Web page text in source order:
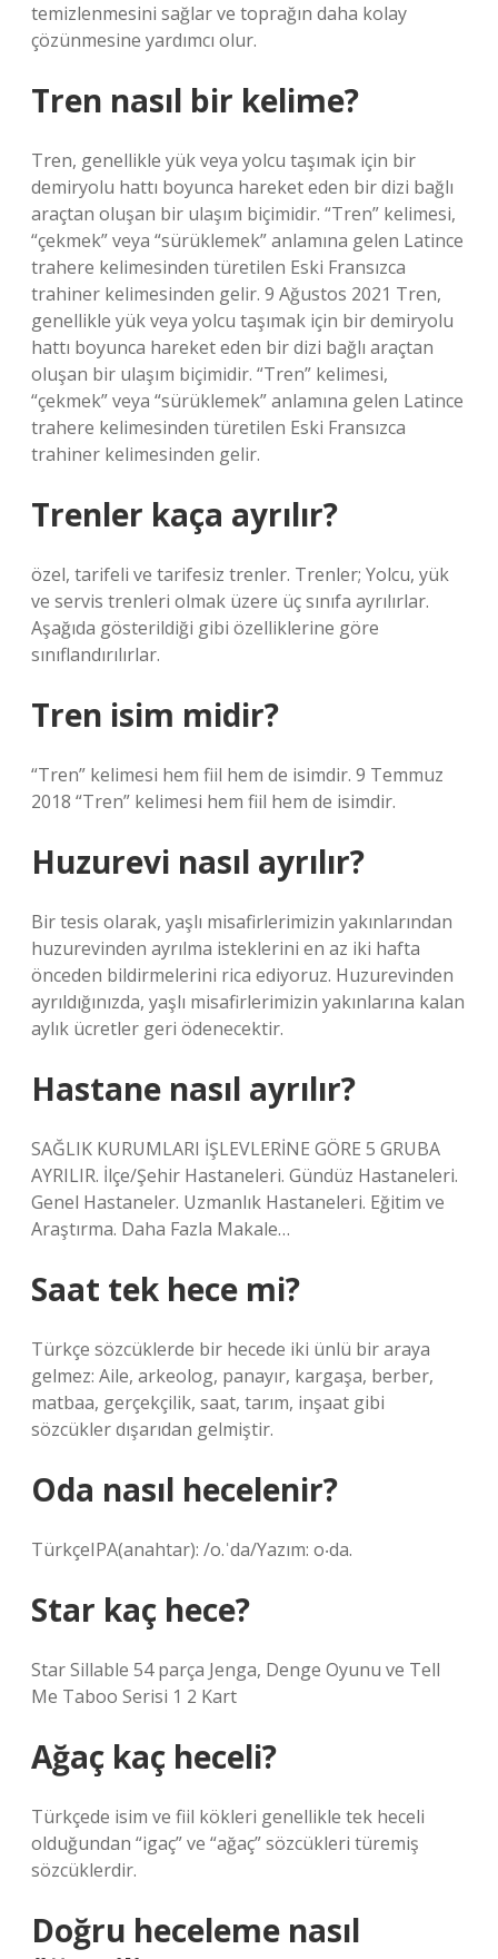
temizlenmesini sağlar ve toprağın daha kolay
çözünmesine yardımcı olur.
Tren nasıl bir kelime?
Tren, genellikle yük veya yolcu taşımak için bir
demiryolu hattı boyunca hareket eden bir dizi bağlı
araçtan oluşan bir ulaşım biçimidir. “Tren” kelimesi,
“çekmek” veya “sürüklemek” anlamına gelen Latince
trahere kelimesinden türetilen Eski Fransızca
trahiner kelimesinden gelir. 9 Ağustos 2021 Tren,
genellikle yük veya yolcu taşımak için bir demiryolu
hattı boyunca hareket eden bir dizi bağlı araçtan
oluşan bir ulaşım biçimidir. “Tren” kelimesi,
“çekmek” veya “sürüklemek” anlamına gelen Latince
trahere kelimesinden türetilen Eski Fransızca
trahiner kelimesinden gelir.
Trenler kaça ayrılır?
özel, tarifeli ve tarifesiz trenler. Trenler; Yolcu, yük
ve servis trenleri olmak üzere üç sınıfa ayrılırlar.
Aşağıda gösterildiği gibi özelliklerine göre
sınıflandırılırlar.
Tren isim midir?
“Tren” kelimesi hem fiil hem de isimdir. 9 Temmuz
2018 “Tren” kelimesi hem fiil hem de isimdir.
Huzurevi nasıl ayrılır?
Bir tesis olarak, yaşlı misafirlerimizin yakınlarından
huzurevinden ayrılma isteklerini en az iki hafta
önceden bildirmelerini rica ediyoruz. Huzurevinden
ayrıldığınızda, yaşlı misafirlerimizin yakınlarına kalan
aylık ücretler geri ödenecektir.
Hastane nasıl ayrılır?
SAĞLIK KURUMLARI İŞLEVLERİNE GÖRE 5 GRUBA
AYRILIR. İlçe/Şehir Hastaneleri. Gündüz Hastaneleri.
Genel Hastaneler. Uzmanlık Hastaneleri. Eğitim ve
Araştırma. Daha Fazla Makale…
Saat tek hece mi?
Türkçe sözcüklerde bir hecede iki ünlü bir araya
gelmez: Aile, arkeolog, panayır, kargaşa, berber,
matbaa, gerçekçilik, saat, tarım, inşaat gibi
sözcükler dışarıdan gelmiştir.
Oda nasıl hecelenir?
TürkçeIPA(anahtar): /o.ˈda/Yazım: o‧da.
Star kaç hece?
Star Sillable 54 parça Jenga, Denge Oyunu ve Tell
Me Taboo Serisi 1 2 Kart
Ağaç kaç heceli?
Türkçede isim ve fiil kökleri genellikle tek heceli
olduğundan “igaç” ve “ağaç” sözcükleri türemiş
sözcüklerdir.
Doğru heceleme nasıl